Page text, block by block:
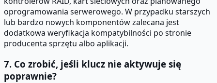
oprogramowania serwerowego. W przypadku starszych
lub bardzo nowych komponentów zalecana jest
dodatkowa weryfikacja kompatybilności po stronie
producenta sprzętu albo aplikacji.
7. Co zrobić, jeśli klucz nie aktywuje się
poprawnie?